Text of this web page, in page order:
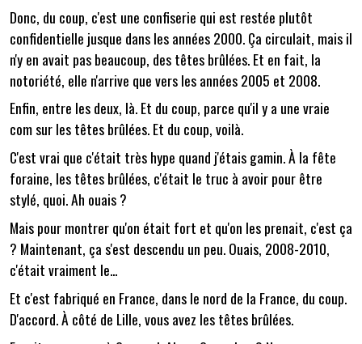
Donc, du coup, c'est une confiserie qui est restée plutôt
confidentielle jusque dans les années 2000. Ça circulait, mais il
n'y en avait pas beaucoup, des têtes brûlées. Et en fait, la
notoriété, elle n'arrive que vers les années 2005 et 2008.
Enfin, entre les deux, là. Et du coup, parce qu'il y a une vraie
com sur les têtes brûlées. Et du coup, voilà.
C'est vrai que c'était très hype quand j'étais gamin. À la fête
foraine, les têtes brûlées, c'était le truc à avoir pour être
stylé, quoi. Ah ouais ?
Mais pour montrer qu'on était fort et qu'on les prenait, c'est ça
? Maintenant, ça s'est descendu un peu. Ouais, 2008-2010,
c'était vraiment le...
Et c'est fabriqué en France, dans le nord de la France, du coup.
D'accord. À côté de Lille, vous avez les têtes brûlées.